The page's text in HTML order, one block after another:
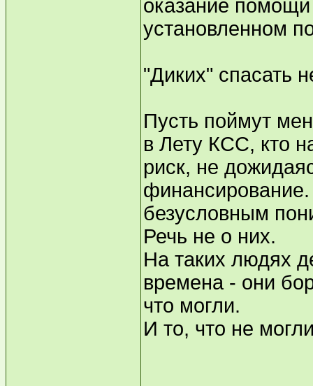
оказание
установленном
"Диких" спасать
Пусть поймут
в Лету КСС, кто
риск, не
безусловным
Речь не о них.
На таких людях
времена - они
что могли.
И то, что не